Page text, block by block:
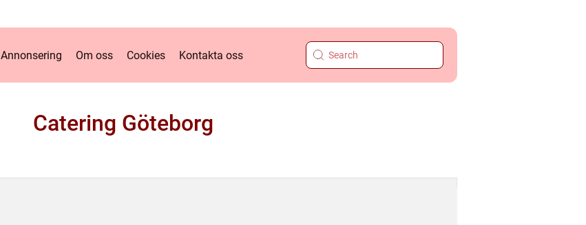
Annonsering Om oss Cookies Kontakta oss
Catering Göteborg